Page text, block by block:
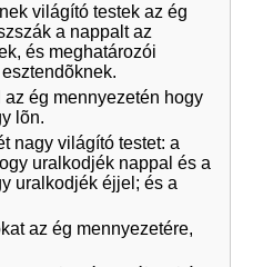
világító testek az ég
a nappalt az
és meghatározói
ég mennyezetén hogy
lõn.
nagy világító testet: a
uralkodjék nappal és a
uralkodjék éjjel; és a
az ég mennyezetére,